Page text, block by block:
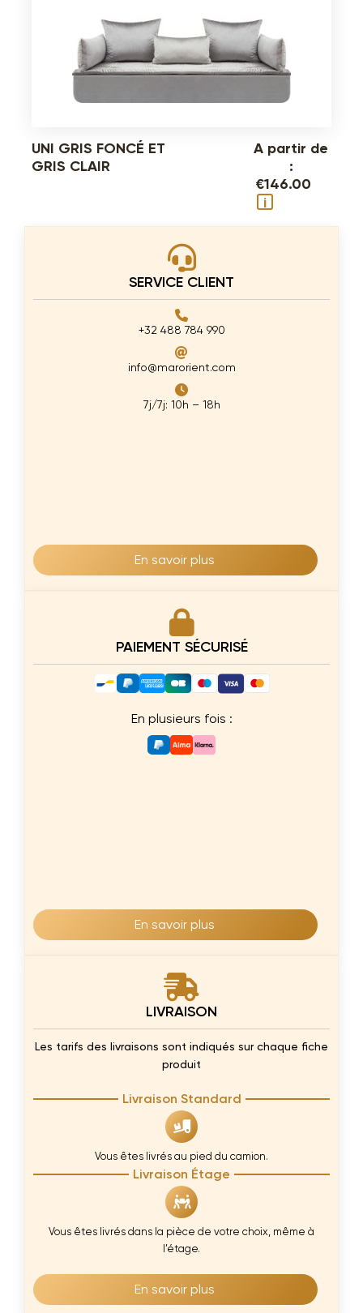
UNI GRIS FONCÉ ET
GRIS CLAIR
A partir de
:
€146.00
i
SERVICE CLIENT
+32 488 784 990
info@marorient.com
7j/7j: 10h – 18h
En savoir plus
PAIEMENT SÉCURISÉ
En plusieurs fois :
En savoir plus
LIVRAISON
Les tarifs des livraisons sont indiqués sur chaque fiche
produit
Livraison Standard
Vous êtes livrés au pied du camion.
Livraison Étage
Vous êtes livrés dans la pièce de votre choix, même à
l’étage.
En savoir plus